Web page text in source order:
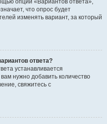
опции «Вариантов ответа»,
что опрос будет
изменять вариант, за который
ответа?
устанавливается
нужно добавить количество
свяжитесь с